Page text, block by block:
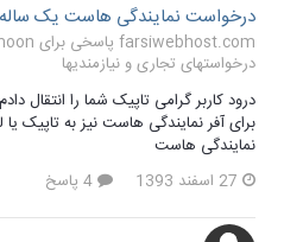
درخواست نمایندگی هاست یک ساله
farsiwebhost.com پاسخی برای symoon در یک موضوع ارسال کرد در
درخواستهای تجاری و نیازمندیها
درود کاربر گرامی تاپیک شما را انتقال
برای آفر نمایندگی هاست نیز به تاپیک
نمایندگی هاست
27 اسفند 1393